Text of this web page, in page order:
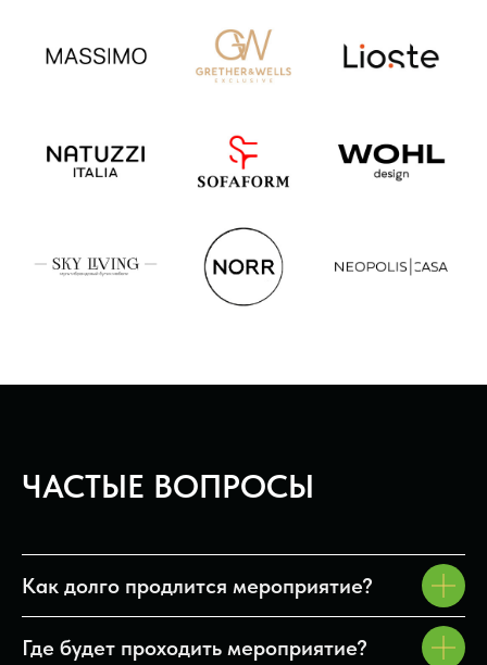
ЧАСТЫЕ ВОПРОСЫ
Как долго продлится мероприятие?
Где будет проходить мероприятие?